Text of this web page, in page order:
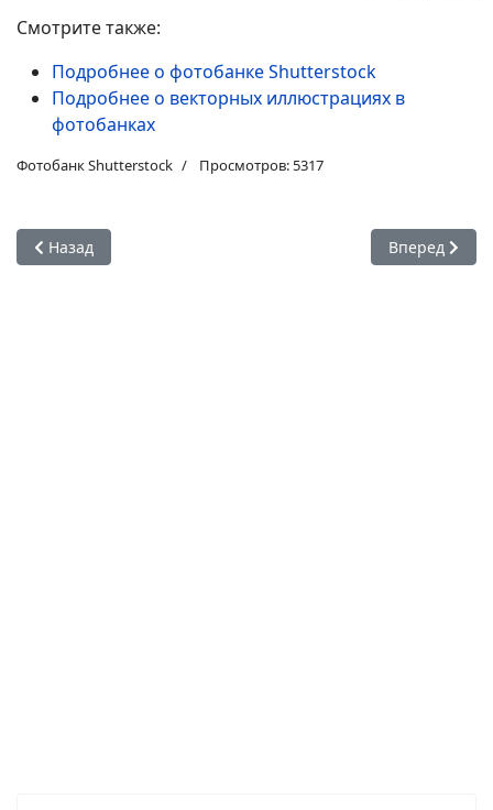
Смотрите также:
Подробнее о фотобанке Shutterstock
Подробнее о векторных иллюстрациях в
фотобанках
Фотобанк Shutterstock Просмотров: 5317
Предыдущий: Регистрация в фотобанке Shutterstock без
Назад Следующий:
Вперед